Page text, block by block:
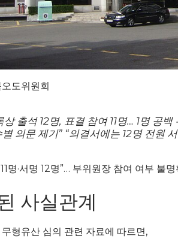
도위원회
상 출석 12명, 표결 참여 11명… 1명 공
별 의문 제기” “의결서에는 12명 전원
명·서명 12명”… 부위원장 참여 여부 불명
사실관계
형유산 심의 관련 자료에 따르면,